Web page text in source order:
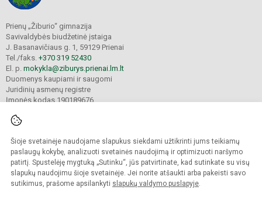
Šioje svetainėje naudojame slapukus siekdami užtikrinti jums teikiamų
paslaugų kokybę, analizuoti svetainės naudojimą ir optimizuoti naršymo
patirtį. Spustelėję mygtuką „Sutinku“, jūs patvirtinate, kad sutinkate su visų
slapukų naudojimu šioje svetainėje. Jei norite atšaukti arba pakeisti savo
sutikimus, prašome apsilankyti slapukų valdymo puslapyje.
Prienų „Žiburio“ gimnazija
Savivaldybės biudžetinė įstaiga
J. Basanavičiaus g. 1, 59129 Prienai
Tel./faks. +370 319 52430
El. p. mokykla@ziburys.prienai.lm.lt
Duomenys kaupiami ir saugomi
Juridinių asmenų registre
Įmonės kodas 190189676
© 2023 Prienų "Žiburio" gimnazija. Visos teisės saugomos.
Kopijuoti turinį be raštiško gimnazijos sutikimo griežtai draudžiama.
Versija neįgaliesiems Slapukų politika
Sumanus būdas atnaujinti